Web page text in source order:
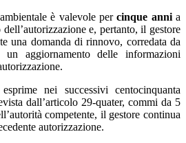
è valevole percinque annia
e, pertanto, il gestore
una domanda di rinnovo, corredata da
un aggiornamento delle informazioni
nei successivi centocinquanta
dall’articolo 29-quater, commi da 5
competente, il gestore continua
autorizzazione.